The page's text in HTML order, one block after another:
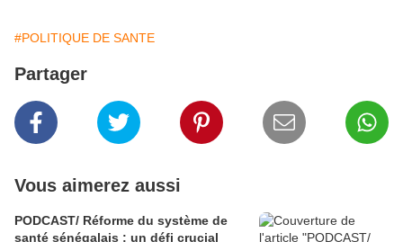
#POLITIQUE DE SANTE
Partager
Vous aimerez aussi
PODCAST/ Réforme du système de
santé sénégalais : un défi crucial